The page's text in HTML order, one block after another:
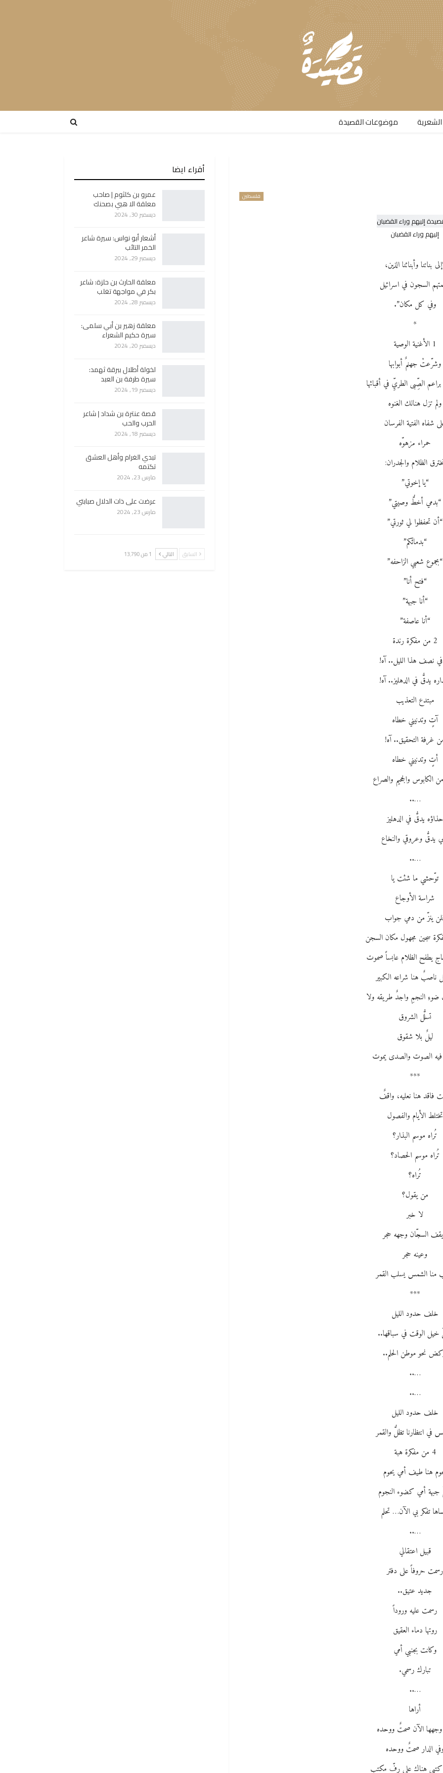
موضوعات القصيدة​
فلسطين
إليهم وراء القضبان
بناتنا وأبنائنا الذين،
السجون في اسرائيل
وفي كل مكان”.
*
1 الأغنية الوصية
وشرّعتْ جهنمٌ أبوابها
الصِّبى الطريِّ في أقبائها
ولم تزل هنالك الغنوه
شفاه الفتية الفرسان
حمراء مزهوّه
الظلام والجدران:
“يا إخوتي”
“بدمي أخطُّ وصيتي”
“أن تحفظوا لي ثورتي”
“بدمائكم”
“بجموع شعبي الزاحفه”
“فتح أنا”
“أنا جبهة”
“أنا عاصفة”
2 من مفكرة رندة
نصف هذا الليل.. آه!
يدقُّ في الدهليز.. آه!
مبتدع التعذيب
آتٍ وتدنيني خطاه
غرفة التحقيق.. آه!
أتٍ وتدنيني خطاه
الكابوس والجحيم والصراع
…..
حذاؤه يدقُّ في الدهليز
يدقُّ وعروقي والنخاع
…..
توّحشي ما شئت يا
شراسة الأوجاع
ينزّ من دمي جواب
يطفح الظلام عابساً صموت
ناصبٌ هنا شراعه الكبير
النجمِ واجدٌ طريقه ولا
تسلُّل الشروق
ليلٌ بلا شقوق
الصوت والصدى يموت
***
فاقد هنا نعليه، واقفٌ
تختلط الأيام والفصول
تُراه موسم البذار؟
تُراه موسم الحصاد؟
تُراه؟
من يقول؟
لا خبر
السجّان وجهه حجر
وعينه حجر
منا الشمس يسلب القمر
***
خلف حدود الليل
خيل الوقت في سباقها..
نحو موطن الحلم..
…..
…..
خلف حدود الليل
في انتظارنا تظلُّ والقمر
4 من مفكرة هبة
هنا طيف أمي يحوم
جبهة أمي كضوء النجوم
تفكر بي الآن… تحلم
…..
قبيل اعتقالي
رسمت حروفاً على دفتر
جديد عتيق..
رسمت عليه وروداً
روتها دماء العقيق
وكانت بجنبي أمي
تبارك رسمي.
…..
أراها
الآن صمتٌ ووحده
الدار صمتٌ ووحده
كتبي هناك على رفّ مكتب
أقراء ايضا
عمرو بن كلثوم | صاحب
معلقة الا هبي بصحنك
ديسمبر 30, 2024
أشعار أبو نواس: سيرة شاعر
الخمر التائب
ديسمبر 29, 2024
معلقة الحارث بن حلزة: شاعر
بكر في مواجهة تغلب
ديسمبر 28, 2024
معلقة زهير بن أبي سلمى:
سيرة حكيم الشعراء
ديسمبر 20, 2024
لخولة أطلال ببرقة ثهمد:
سيرة طرفة بن العبد
ديسمبر 19, 2024
قصة عنترة بن شداد | شاعر
الحرب والحب
ديسمبر 18, 2024
تبدي الغرام وأهل العشق
تكتمه
مارس 23, 2024
عرضت على ذات الدلال صبابتي
مارس 23, 2024
السابق التالي 1 من 13٬790